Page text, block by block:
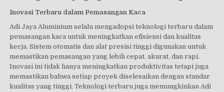
Inovasi Terbaru dalam Pemasangan Kaca
Adi Jaya Aluminium selalu mengadopsi teknologi terbaru dalam
pemasangan kaca untuk meningkatkan efisiensi dan kualitas
kerja. Sistem otomatis dan alat presisi tinggi digunakan untuk
memastikan pemasangan yang lebih cepat, akurat, dan rapi.
Inovasi ini tidak hanya meningkatkan produktivitas tetapi juga
memastikan bahwa setiap proyek diselesaikan dengan standar
kualitas yang tinggi. Teknologi terbaru juga memungkinkan Adi